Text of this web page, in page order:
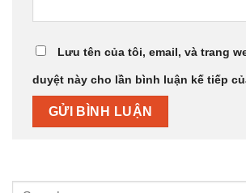
Lưu tên của tôi, email, và trang
duyệt này cho lần bình luận kế tiếp